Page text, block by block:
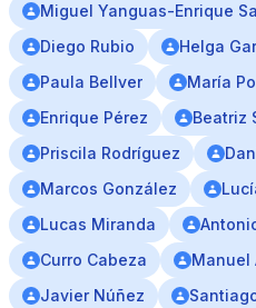
Miguel Yanguas-Enrique
Diego Rubio
Helga
Paula Bellver
María
Enrique Pérez
Beatriz
Priscila Rodríguez
Marcos González
Lucas Miranda
Curro Cabeza
Manuel
Javier Núñez